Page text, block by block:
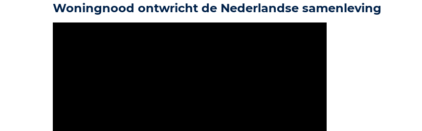
Woningnood ontwricht de Nederlandse samenleving